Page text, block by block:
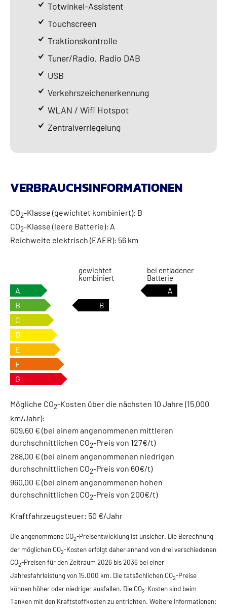
Totwinkel-Assistent
Touchscreen
Traktionskontrolle
Tuner/Radio, Radio DAB
USB
Verkehrszeichenerkennung
WLAN / Wifi Hotspot
Zentralverriegelung
VERBRAUCHSINFORMATIONEN
CO2-Klasse (gewichtet kombiniert): B
CO2-Klasse (leere Batterie): A
Reichweite elektrisch (EAER): 56 km
gewichtet
kombiniert
bei entladener
Batterie
A A
B B
C
D
E
F
G
Mögliche CO2-Kosten über die nächsten 10 Jahre (15.000
km/Jahr):
609,60 € (bei einem angenommenen mittleren
durchschnittlichen CO2-Preis von 127€/t)
288,00 € (bei einem angenommenen niedrigen
durchschnittlichen CO2-Preis von 60€/t)
960,00 € (bei einem angenommenen hohen
durchschnittlichen CO2-Preis von 200€/t)
Kraftfahrzeugsteuer: 50 €/Jahr
Die angenommene CO2-Preisentwicklung ist unsicher. Die Berechnung
der möglichen CO2-Kosten erfolgt daher anhand von drei verschiedenen
CO2-Preisen für den Zeitraum 2026 bis 2036 bei einer
Jahresfahrleistung von 15.000 km. Die tatsächlichen CO2-Preise
können höher oder niedriger ausfallen. Die CO2-Kosten sind beim
Tanken mit den Kraftstoffkosten zu entrichten. Weitere Informationen: